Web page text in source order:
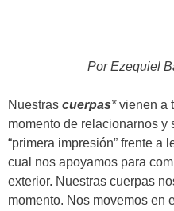
Por Ezequiel
Nuestras cuerpas*vienen a
momento de relacionarnos y
“primera impresión” frente a
cual nos apoyamos para
exterior. Nuestras cuerpas
momento. Nos movemos en